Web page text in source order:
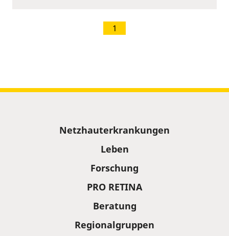
1
Netzhauterkrankungen
Leben
Forschung
PRO RETINA
Beratung
Regionalgruppen